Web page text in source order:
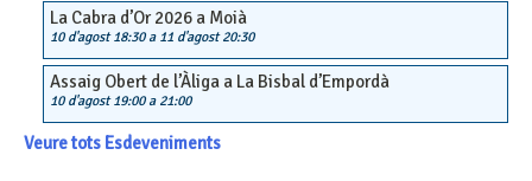
La Cabra d’Or 2026 a Moià
10 d'agost 18:30a 11 d'agost 20:30
Assaig Obert de l’Àliga a La Bisbal d’Empordà
10 d'agost 19:00a 21:00
Veure tots Esdeveniments